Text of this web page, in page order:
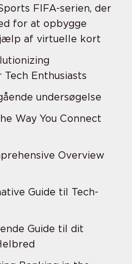
FIFA-serien, der
for at opbygge
af virtuelle kort
Enthusiasts
undersøgelse
Way You Connect
Overview
Guide til Tech-
Guide til dit